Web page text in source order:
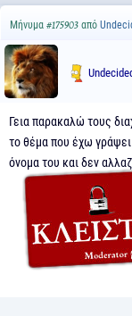
Μήνυμα #175903 από
Γεια παρακαλώ τους
το θέμα που έχω γράψει
όνομα του και δεν